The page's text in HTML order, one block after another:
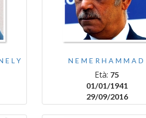
NEMERHAMMAD
Età: 75
01/01/1941
29/09/2016